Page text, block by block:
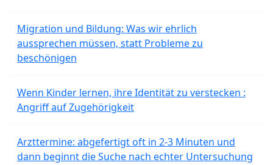
Migration und Bildung: Was wir ehrlich
aussprechen müssen, statt Probleme zu
beschönigen
Wenn Kinder lernen, ihre Identität zu verstecken :
Angriff auf Zugehörigkeit
Arzttermine: abgefertigt oft in 2-3 Minuten und
dann beginnt die Suche nach echter Untersuchung